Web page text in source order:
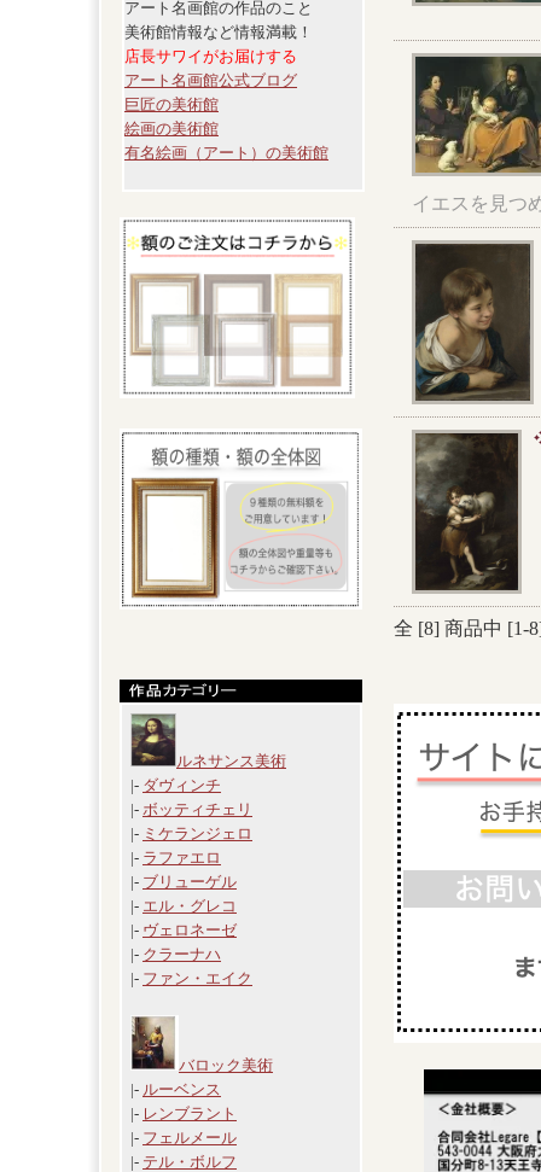
アート名画館の作品のこと
美術館情報など情報満載！
店長サワイがお届けする
アート名画館公式ブログ
巨匠の美術館
絵画の美術館
有名絵画（アート）の美術館
ルネサンス美術
|- ダヴィンチ
|- ボッティチェリ
|- ミケランジェロ
|- ラファエロ
|- ブリューゲル
|- エル・グレコ
|- ヴェロネーゼ
|- クラーナハ
|- ファン・エイク
バロック美術
|- ルーベンス
|- レンブラント
|- フェルメール
|- テル・ボルフ
イエスを見つ
全 [8] 商品中 [1-8